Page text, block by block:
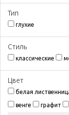
Тип
глухие
Стиль
классические
Цвeт
белая
венге графит